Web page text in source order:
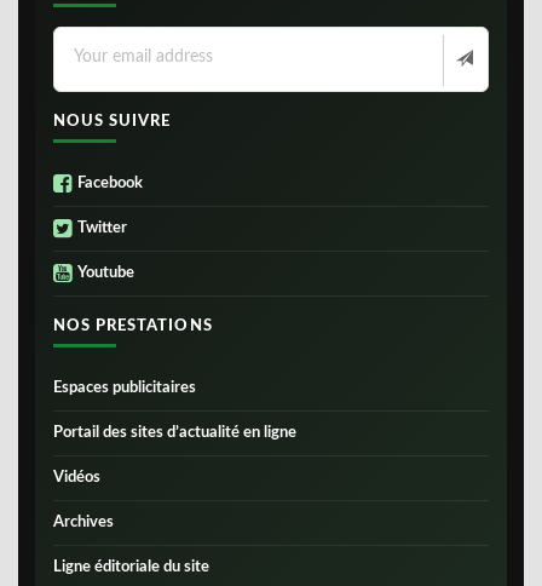
NOUS SUIVRE
Facebook
Twitter
Youtube
NOS PRESTATIONS
Espaces publicitaires
Portail des sites d’actualité en ligne
Vidéos
Archives
Ligne éditoriale du site